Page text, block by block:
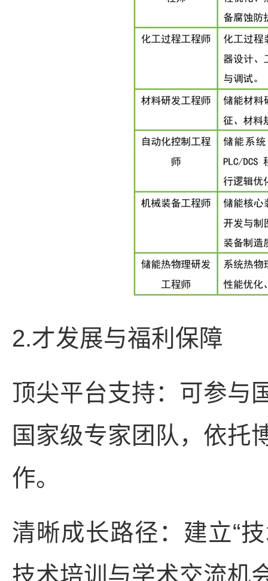
2.才发展与福利保障
顶尖平台支持：可参与
国家级专家团队，依托
作。
清晰成长路径：建立“
技术培训与学术交流机